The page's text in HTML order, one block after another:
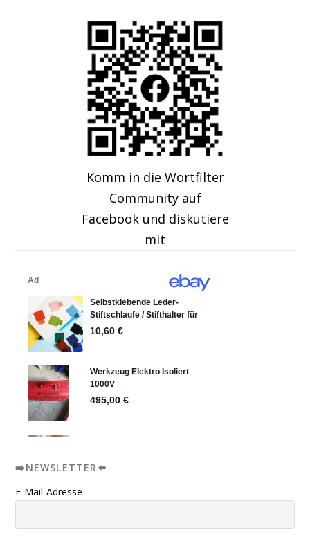
Komm in die Wortfilter
Community auf
Facebook und diskutiere
mit
➡️NEWSLETTER⬅️
E-Mail-Adresse